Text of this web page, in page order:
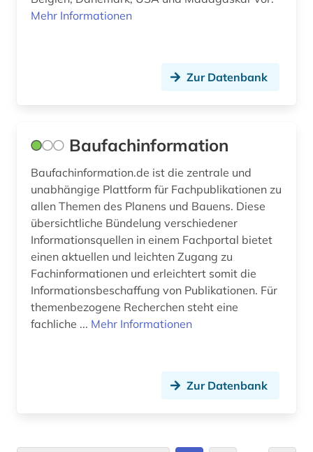
karte (12)
kartographie (1)
kleine eiszeit (1)
klima (9)
klimaforschung (1)
klimapolitik (1)
klimatologie (15)
Mehr Informationen
Zur Datenbank
Baufachinformation
Baufachinformation.de ist die zentrale und
unabhängige Plattform für Fachpublikationen zu
allen Themen des Planens und Bauens. Diese
übersichtliche Bündelung verschiedener
Informationsquellen in einem Fachportal bietet
einen aktuellen und leichten Zugang zu
Fachinformationen und erleichtert somit die
Informationsbeschaffung von Publikationen. Für
themenbezogene Recherchen steht eine
fachliche ... Mehr Informationen
Zur Datenbank